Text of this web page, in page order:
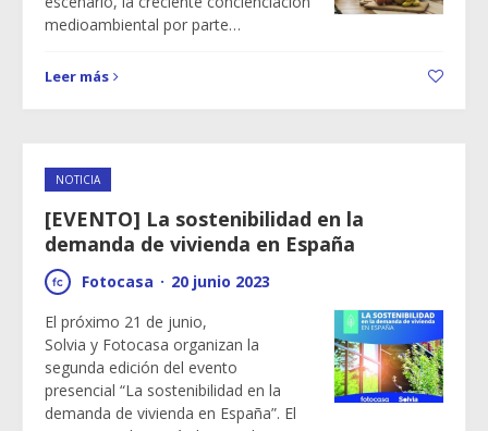
medioambiental por parte…
Leer más
NOTICIA
[EVENTO] La sostenibilidad en la
demanda de vivienda en España
Fotocasa · 20 junio 2023
El próximo 21 de junio,
Solvia y Fotocasa organizan la
segunda edición del evento
presencial “La sostenibilidad en la
demanda de vivienda en España”. El